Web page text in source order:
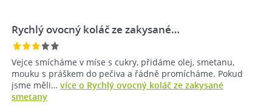
Rychlý ovocný koláč ze zakysané…
Vejce smícháme v míse s cukry, přidáme olej, smetanu,
mouku s práškem do pečiva a řádně promícháme. Pokud
jsme měli… více o Rychlý ovocný koláč ze zakysané
smetany